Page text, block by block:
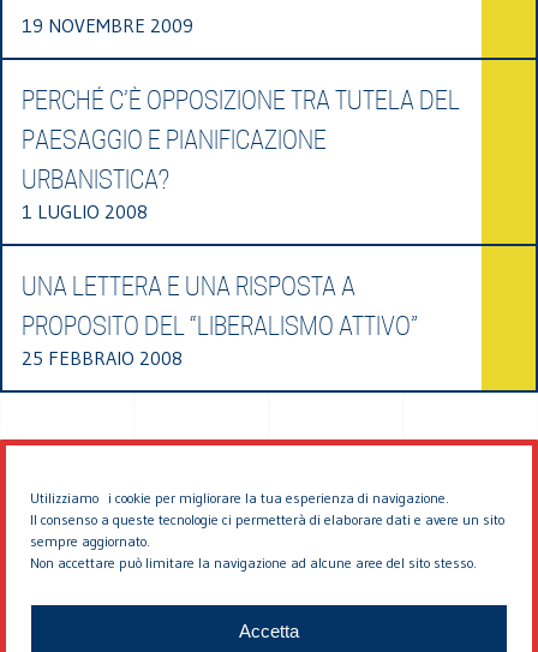
Utilizziamo i cookie per migliorare la tua esperienza di navigazione.
Il consenso a queste tecnologie ci permetterà di elaborare dati e avere un sito
sempre aggiornato.
Non accettare può limitare la navigazione ad alcune aree del sito stesso.
Accetta
19 NOVEMBRE 2009
PERCHÉ C’È OPPOSIZIONE TRA TUTELA DEL
PAESAGGIO E PIANIFICAZIONE
URBANISTICA?
1 LUGLIO 2008
UNA LETTERA E UNA RISPOSTA A
PROPOSITO DEL “LIBERALISMO ATTIVO”
25 FEBBRAIO 2008
© 2026 EDDYBURG